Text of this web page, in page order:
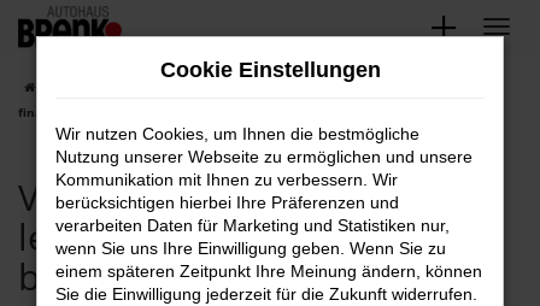
Zum
springen
VW T-Roc Tageszulassung leasen,
finanzieren exklusiv bei Ihrem VW Händler
VW T-Roc Tageszulassung
leasen, finanzieren exklusiv
bei Ihrem VW Händler
Cookie Einstellungen
Wir nutzen Cookies, um Ihnen die bestmögliche
Nutzung unserer Webseite zu ermöglichen und unsere
Kommunikation mit Ihnen zu verbessern. Wir
berücksichtigen hierbei Ihre Präferenzen und
verarbeiten Daten für Marketing und Statistiken nur,
wenn Sie uns Ihre Einwilligung geben. Wenn Sie zu
einem späteren Zeitpunkt Ihre Meinung ändern, können
Sie die Einwilligung jederzeit für die Zukunft widerrufen.